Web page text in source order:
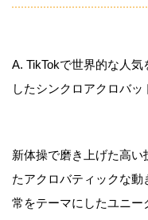
A. TikTokで世界的な人
したシンクロアクロバッ
新体操で磨き上げた高
たアクロバティックな
常をテーマにしたユニ